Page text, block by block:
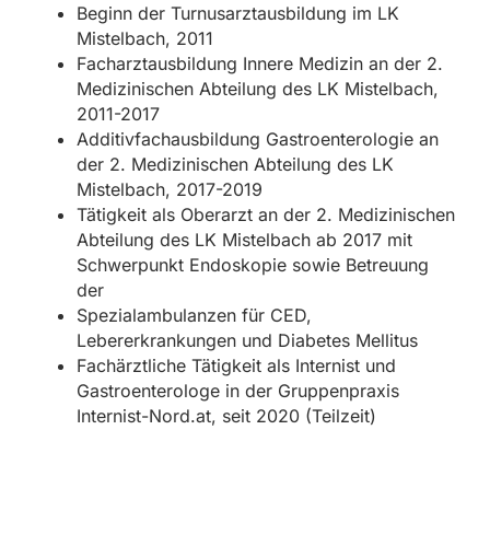
Beginn der Turnusarztausbildung im LK
Mistelbach, 2011
Facharztausbildung Innere Medizin an der 2.
Medizinischen Abteilung des LK Mistelbach,
2011-2017
Additivfachausbildung Gastroenterologie an
der 2. Medizinischen Abteilung des LK
Mistelbach, 2017-2019
Tätigkeit als Oberarzt an der 2. Medizinischen
Abteilung des LK Mistelbach ab 2017 mit
Schwerpunkt Endoskopie sowie Betreuung
der
Spezialambulanzen für CED,
Lebererkrankungen und Diabetes Mellitus
Fachärztliche Tätigkeit als Internist und
Gastroenterologe in der Gruppenpraxis
Internist-Nord.at, seit 2020 (Teilzeit)